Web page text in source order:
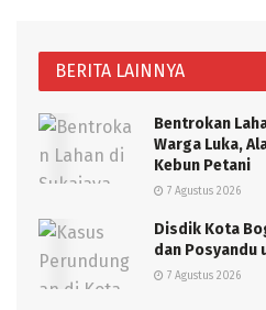
BERITA LAINNYA
Bentrokan
Warga Luka,
Kebun Petani
7 Agustus 2026
Disdik Kota
dan Posyandu
7 Agustus 2026